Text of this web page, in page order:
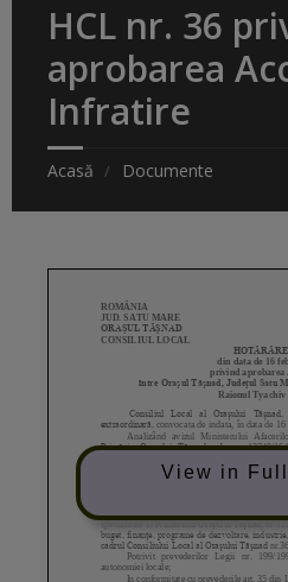
HCL nr. 36
aprobarea
Infratire
Acasă Documente
View in